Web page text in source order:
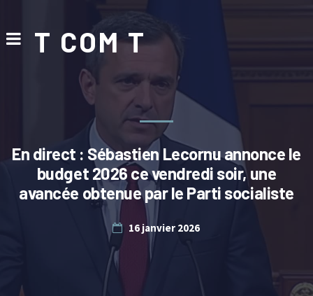
T COM T
En direct : Sébastien Lecornu annonce le
budget 2026 ce vendredi soir, une
avancée obtenue par le Parti socialiste
16 janvier 2026